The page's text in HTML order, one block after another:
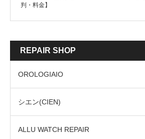
判・料金】
REPAIR SHOP
OROLOGIAIO
シエン(CIEN)
ALLU WATCH REPAIR